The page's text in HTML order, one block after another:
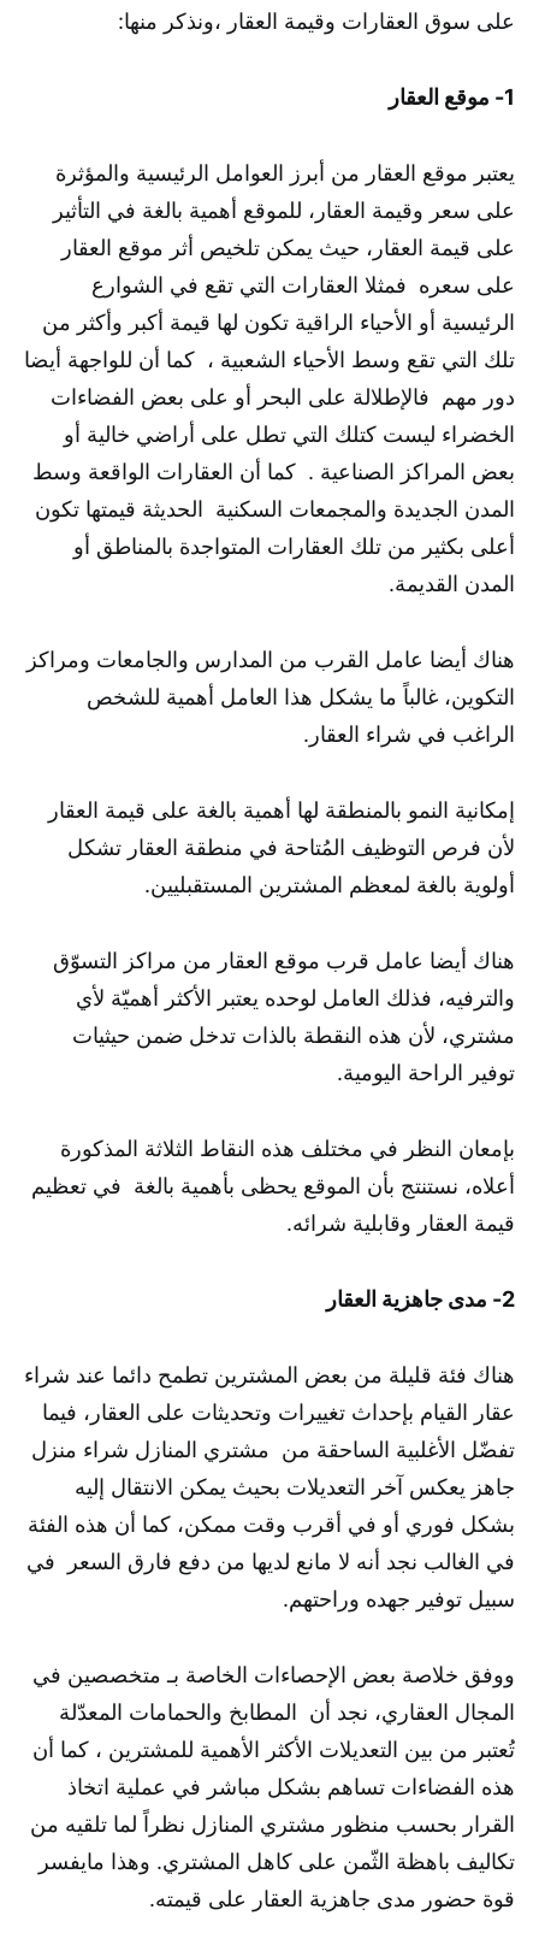
على سوق العقارات وقيمة العقار ،ونذكر منها:
1- موقع العقار
يعتبر موقع العقار من أبرز العوامل الرئيسية والمؤثرة
على سعر وقيمة العقار، للموقع أهمية بالغة في التأثير
على قيمة العقار، حيث يمكن تلخيص أثر موقع العقار
على سعره فمثلا العقارات التي تقع في الشوارع
الرئيسية أو الأحياء الراقية تكون لها قيمة أكبر وأكثر من
تلك التي تقع وسط الأحياء الشعبية ، كما أن للواجهة أيضا
دور مهم فالإطلالة على البحر أو على بعض الفضاءات
الخضراء ليست كتلك التي تطل على أراضي خالية أو
بعض المراكز الصناعية . كما أن العقارات الواقعة وسط
المدن الجديدة والمجمعات السكنية الحديثة قيمتها تكون
أعلى بكثير من تلك العقارات المتواجدة بالمناطق أو
المدن القديمة.
هناك أيضا عامل القرب من المدارس والجامعات ومراكز
التكوين، غالباً ما يشكل هذا العامل أهمية للشخص
الراغب في شراء العقار.
إمكانية النمو بالمنطقة لها أهمية بالغة على قيمة العقار
لأن فرص التوظيف المُتاحة في منطقة العقار تشكل
أولوية بالغة لمعظم المشترين المستقبليين.
هناك أيضا عامل قرب موقع العقار من مراكز التسوّق
والترفيه، فذلك العامل لوحده يعتبر الأكثر أهميّة لأي
مشتري، لأن هذه النقطة بالذات تدخل ضمن حيثيات
توفير الراحة اليومية.
بإمعان النظر في مختلف هذه النقاط الثلاثة المذكورة
أعلاه، نستنتج بأن الموقع يحظى بأهمية بالغة في تعظيم
قيمة العقار وقابلية شرائه.
2- مدى جاهزية العقار
هناك فئة قليلة من بعض المشترين تطمح دائما عند شراء
عقار القيام بإحداث تغييرات وتحديثات على العقار، فيما
تفضّل الأغلبية الساحقة من مشتري المنازل شراء منزل
جاهز يعكس آخر التعديلات بحيث يمكن الانتقال إليه
بشكل فوري أو في أقرب وقت ممكن، كما أن هذه الفئة
في الغالب نجد أنه لا مانع لديها من دفع فارق السعر في
سبيل توفير جهده وراحتهم.
ووفق خلاصة بعض الإحصاءات الخاصة بـ متخصصين في
المجال العقاري، نجد أن المطابخ والحمامات المعدّلة
تُعتبر من بين التعديلات الأكثر الأهمية للمشترين ، كما أن
هذه الفضاءات تساهم بشكل مباشر في عملية اتخاذ
القرار بحسب منظور مشتري المنازل نظراً لما تلقيه من
تكاليف باهظة الثّمن على كاهل المشتري. وهذا مايفسر
قوة حضور مدى جاهزية العقار على قيمته.